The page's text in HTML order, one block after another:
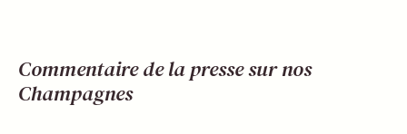
Commentaire de la presse sur nos
Champagnes